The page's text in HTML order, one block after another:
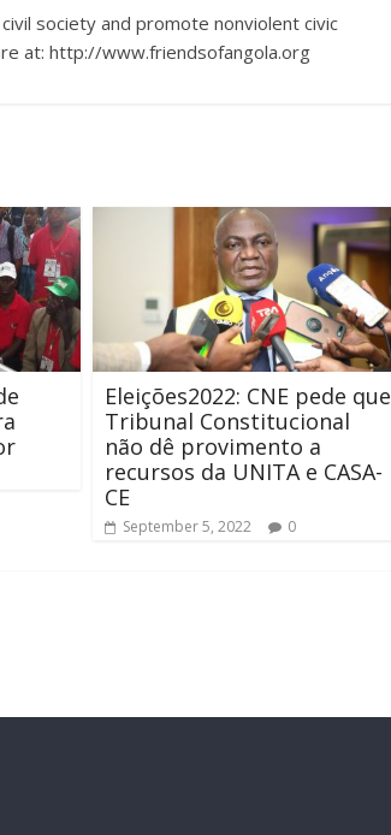
society and promote nonviolent civic
at: http://www.friendsofangola.org
Eleições2022: CNE pede que
Tribunal Constitucional
não dê provimento a
recursos da UNITA e CASA-
CE
September 5, 2022 0